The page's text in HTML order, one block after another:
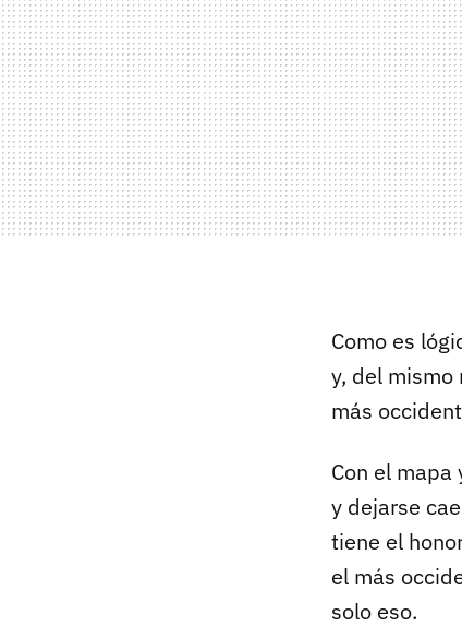
Como es
y, del
más
Con el
y dejarse
tiene el
el más
solo eso.